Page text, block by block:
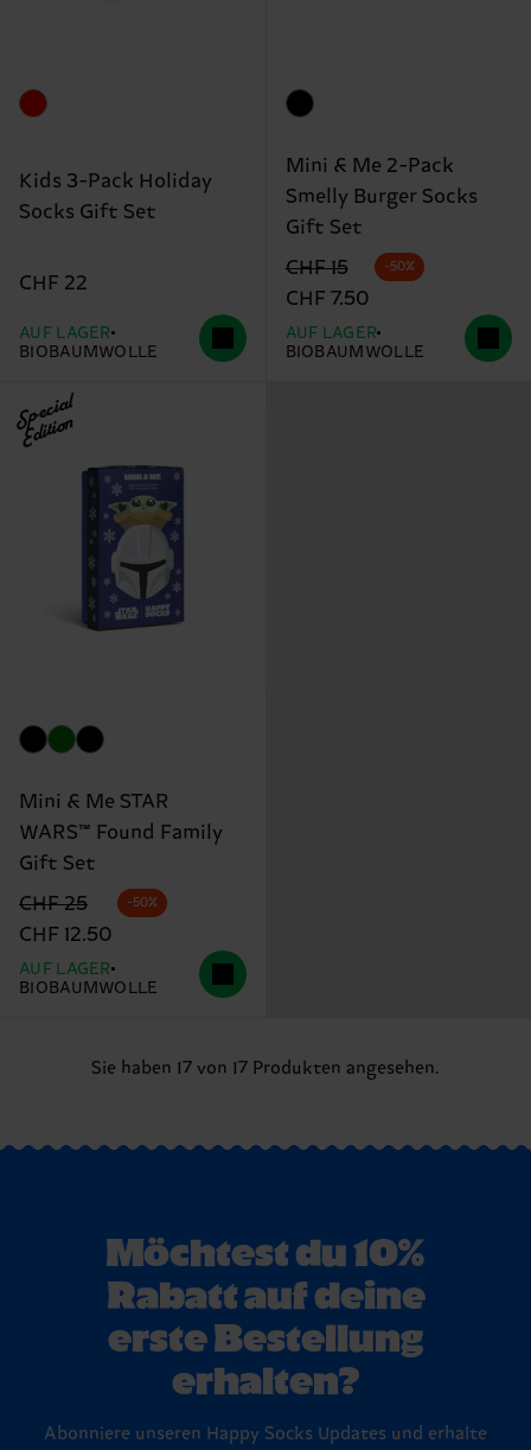
Kids 3-Pack Holiday
Socks Gift Set
CHF 22
AUF LAGER
BIOBAUMWOLLE
Mini & Me 2-Pack
Smelly Burger Socks
Gift Set
Originalpreis
CHF 15
Reduzierter Preis
CHF 7.50
-50%
AUF LAGER
BIOBAUMWOLLE
Special
Edition
Mini & Me STAR
WARS™ Found Family
Gift Set
Originalpreis
CHF 25
Reduzierter Preis
CHF 12.50
-50%
AUF LAGER
BIOBAUMWOLLE
Sie haben 17 von 17 Produkten angesehen.
Möchtest du 10%
Rabatt auf deine
erste Bestellung
erhalten?
Abonniere unseren Happy Socks Updates und erhalte